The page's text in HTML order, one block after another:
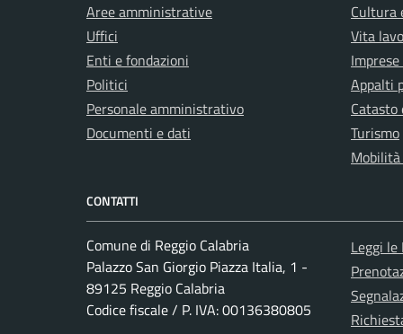
Aree amministrative
Uffici
Enti e fondazioni
Politici
Personale amministrativo
Documenti e dati
Cultura
Vita
Appalti
Turismo
CONTATTI
Comune di Reggio Calabria
Palazzo San Giorgio Piazza Italia, 1 -
89125 Reggio Calabria
Codice fiscale / P. IVA: 00136380805
Leggi le